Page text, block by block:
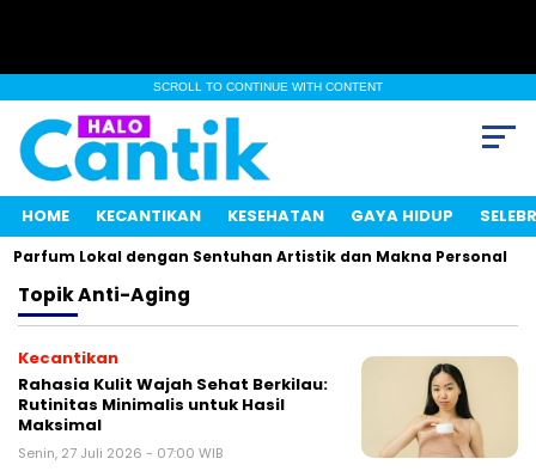
SCROLL TO CONTINUE WITH CONTENT
HOME KECANTIKAN KESEHATAN GAYA HIDUP
Lokal dengan Sentuhan Artistik dan Makna Personal
TopikAnti-Aging
Kecantikan
Rahasia Kulit Wajah Sehat Berkilau:
Rutinitas Minimalis untuk Hasil
Maksimal
Senin, 27 Juli 2026 - 07:00 WIB